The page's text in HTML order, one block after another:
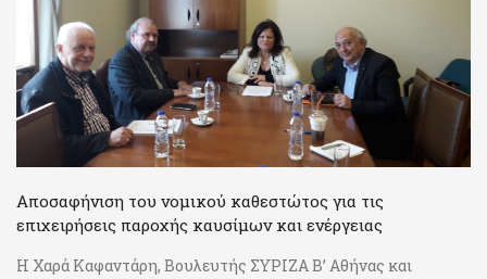
Αποσαφήνιση του νομικού καθεστώτος για τις
επιχειρήσεις παροχής καυσίμων και ενέργειας
Η Χαρά Καφαντάρη, Βουλευτής ΣΥΡΙΖΑ Β’ Αθήνας και